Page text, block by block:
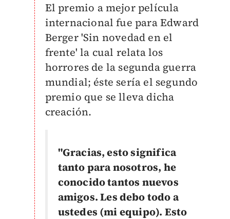
El premio a mejor película
internacional fue para Edward
Berger 'Sin novedad en el
frente' la cual relata los
horrores de la segunda guerra
mundial; éste sería el segundo
premio que se lleva dicha
creación.
"Gracias, esto significa
tanto para nosotros, he
conocido tantos nuevos
amigos. Les debo todo a
ustedes (mi equipo). Esto